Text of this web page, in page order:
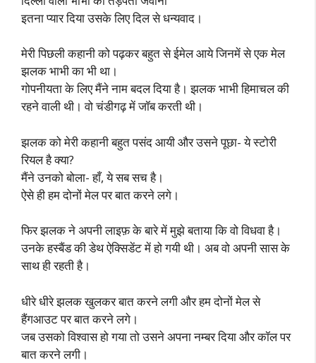
इतना प्यार दिया उसके लिए दिल से धन्यवाद।
मेरी पिछली कहानी को पढ़कर बहुत से ईमेल आये जिनमें से एक मेल
झलक भाभी का भी था।
गोपनीयता के लिए मैंने नाम बदल दिया है। झलक भाभी हिमाचल की
रहने वाली थी। वो चंडीगढ़ में जॉब करती थी।
झलक को मेरी कहानी बहुत पसंद आयी और उसने पूछा- ये स्टोरी
रियल है क्या?
मैंने उनको बोला- हाँ, ये सब सच है।
ऐसे ही हम दोनों मेल पर बात करने लगे।
फिर झलक ने अपनी लाइफ़ के बारे में मुझे बताया कि वो विधवा है।
उनके हस्बैंड की डेथ ऐक्सिडेंट में हो गयी थी। अब वो अपनी सास के
साथ ही रहती है।
धीरे धीरे झलक खुलकर बात करने लगी और हम दोनों मेल से
हैंगआउट पर बात करने लगे।
जब उसको विश्वास हो गया तो उसने अपना नम्बर दिया और कॉल पर
बात करने लगी।